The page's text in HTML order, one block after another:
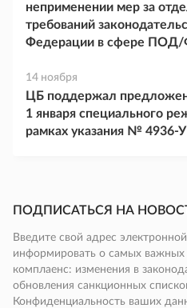
неприменении мер за
требований
Федерации в сфере
14 ноября
ЦБ поддержал
1 января специального
рамках указания № 4936-У
ПОДПИСАТЬСЯ НА
Введите свой адрес
информировать о самых важных
комплаенс: изменения в
обновления санкционных
Конфиденциальность ваших